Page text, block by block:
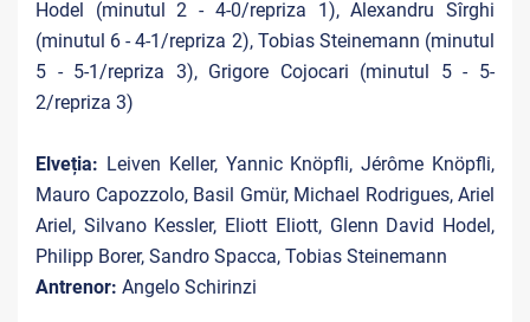
Hodel (minutul 2 - 4-0/repriza 1), Alexandru Sîrghi
(minutul 6 - 4-1/repriza 2), Tobias Steinemann (minutul
5 - 5-1/repriza 3), Grigore Cojocari (minutul 5 - 5-
2/repriza 3)
Elveția: Leiven Keller, Yannic Knöpfli, Jérôme Knöpfli,
Mauro Capozzolo, Basil Gmür, Michael Rodrigues, Ariel
Ariel, Silvano Kessler, Eliott Eliott, Glenn David Hodel,
Philipp Borer, Sandro Spacca, Tobias Steinemann
Antrenor: Angelo Schirinzi